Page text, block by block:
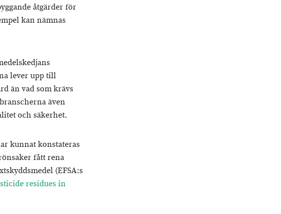
åtgärder för
kan nämnas
lever upp till
än vad som krävs
även
och säkerhet.
kunnat konstateras
fått rena
(EFSA:s
residues in